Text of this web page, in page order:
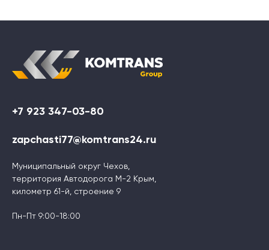
+7 923 347-03-80
zapchasti77@komtrans24.ru
Муниципальный округ Чехов,
территория Автодорога М-2 Крым,
километр 61-й, строение 9
Пн-Пт 9:00-18:00